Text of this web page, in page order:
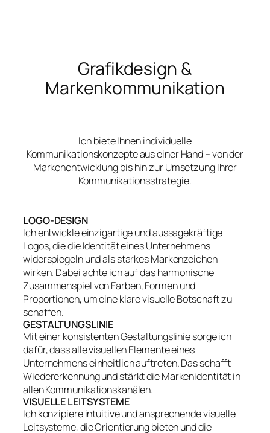
Grafikdesign &
Markenkommunikation
Ich biete Ihnen individuelle
Kommunikationskonzepte aus einer Hand – von der
Markenentwicklung bis hin zur Umsetzung Ihrer
Kommunikationsstrategie.
LOGO-DESIGN
Ich entwickle einzigartige und aussagekräftige
Logos, die die Identität eines Unternehmens
widerspiegeln und als starkes Markenzeichen
wirken. Dabei achte ich auf das harmonische
Zusammenspiel von Farben, Formen und
Proportionen, um eine klare visuelle Botschaft zu
schaffen.
GESTALTUNGSLINIE
Mit einer konsistenten Gestaltungslinie sorge ich
dafür, dass alle visuellen Elemente eines
Unternehmens einheitlich auftreten. Das schafft
Wiedererkennung und stärkt die Markenidentität in
allen Kommunikationskanälen.
VISUELLE LEITSYSTEME
Ich konzipiere intuitive und ansprechende visuelle
Leitsysteme, die Orientierung bieten und die